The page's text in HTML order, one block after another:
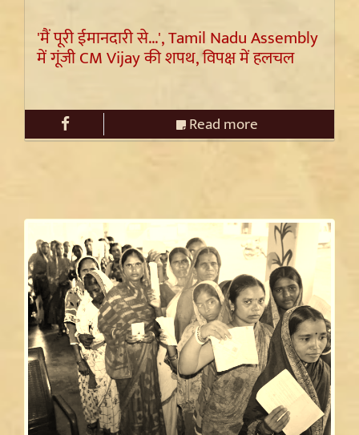
'मैं पूरी ईमानदारी से...', Tamil Nadu Assembly
में गूंजी CM Vijay की शपथ, विपक्ष में हलचल
Read more